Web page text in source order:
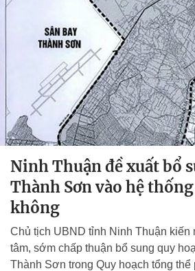
Ninh Thuận đề xuất bổ
Thành Sơn vào hệ
không
Chủ tịch UBND tỉnh Ninh Thuận
tâm, sớm chấp thuận bổ sung quy
Thành Sơn trong Quy hoạch tổng thể